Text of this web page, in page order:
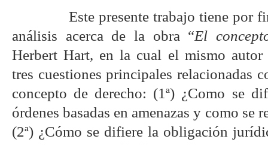
Este presente trabajo tiene por
análisis acerca de la obra “El
Herbert Hart, en la cual el mismo
tres cuestiones principales relacionadas
concepto de derecho: (1ª) ¿Como se
órdenes basadas en amenazas y como se
(2ª) ¿Cómo se difiere la obligación